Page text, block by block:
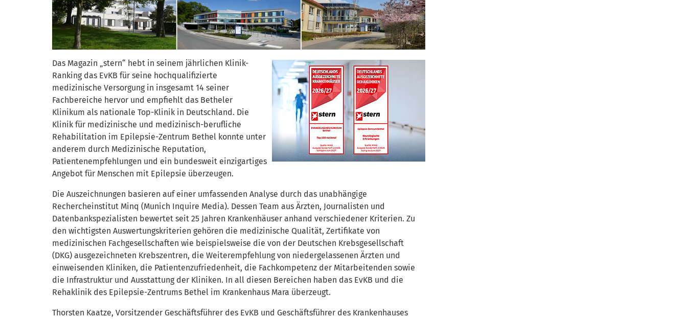
Das Magazin „stern“ hebt in seinem jährlichen Klinik-
Ranking das EvKB für seine hochqualifizierte
medizinische Versorgung in insgesamt 14 seiner
Fachbereiche hervor und empfiehlt das Betheler
Klinikum als nationale Top-Klinik in Deutschland. Die
Klinik für medizinische und medizinisch-berufliche
Rehabilitation im Epilepsie-Zentrum Bethel konnte unter
anderem durch Medizinische Reputation,
Patientenempfehlungen und ein bundesweit einzigartiges
Angebot für Menschen mit Epilepsie überzeugen.
Die Auszeichnungen basieren auf einer umfassenden Analyse durch das unabhängige
Rechercheinstitut Minq (Munich Inquire Media). Dessen Team aus Ärzten, Journalisten und
Datenbankspezialisten bewertet seit 25 Jahren Krankenhäuser anhand verschiedener Kriterien. Zu
den wichtigsten Auswertungskriterien gehören die medizinische Qualität, Zertifikate von
medizinischen Fachgesellschaften wie beispielsweise die von der Deutschen Krebsgesellschaft
(DKG) ausgezeichneten Krebszentren, die Weiterempfehlung von niedergelassenen Ärzten und
einweisenden Kliniken, die Patientenzufriedenheit, die Fachkompetenz der Mitarbeitenden sowie
die Infrastruktur und Ausstattung der Kliniken. In all diesen Bereichen haben das EvKB und die
Rehaklinik des Epilepsie-Zentrums Bethel im Krankenhaus Mara überzeugt.
Thorsten Kaatze, Vorsitzender Geschäftsführer des EvKB und Geschäftsführer des Krankenhauses